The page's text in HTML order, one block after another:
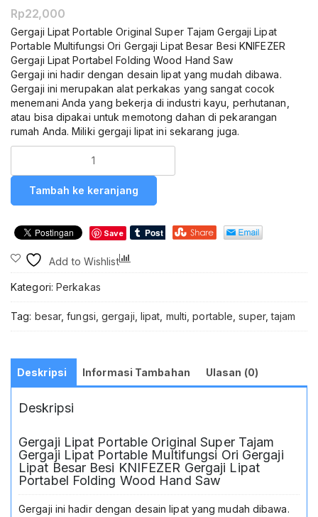
Rp22,000
Gergaji Lipat Portable Original Super Tajam Gergaji Lipat
Portable Multifungsi Ori Gergaji Lipat Besar Besi KNIFEZER
Gergaji Lipat Portabel Folding Wood Hand Saw
Gergaji ini hadir dengan desain lipat yang mudah dibawa.
Gergaji ini merupakan alat perkakas yang sangat cocok
menemani Anda yang bekerja di industri kayu, perhutanan,
atau bisa dipakai untuk memotong dahan di pekarangan
rumah Anda. Miliki gergaji lipat ini sekarang juga.
Gergaji
Kayu
Lipat
Wood
Pruning
Hand
Saw
Hardness
LA146
Kayu
Original
Tajam
Besar
Multifungsi
Outdoor
Camping
Gardening
Tambah ke keranjang
Save
Add to Wishlist
Kategori: Perkakas
Tag: besar,fungsi ,gergaji lipat multi ,portable ,super,tajam
Deskripsi Informasi Tambahan Ulasan (0)
Deskripsi
Gergaji Lipat Portable Original Super Tajam
Gergaji Lipat Portable Multifungsi Ori Gergaji
Lipat Besar Besi KNIFEZER Gergaji Lipat
Portabel Folding Wood Hand Saw
Gergaji ini hadir dengan desain lipat yang mudah dibawa.